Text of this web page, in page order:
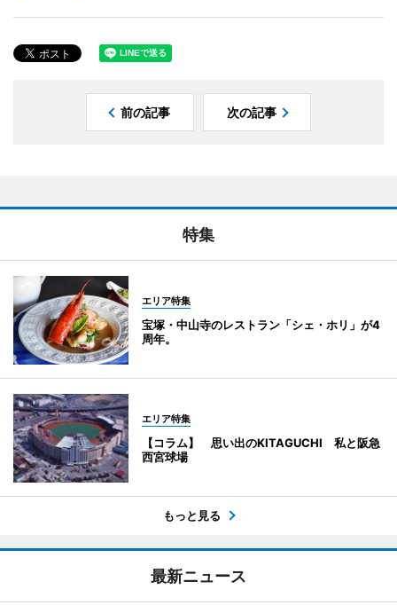
前の記事 次の記事
特集
エリア特集
宝塚・中山寺のレストラン「シェ・ホリ」が4
周年。
エリア特集
【コラム】 思い出のKITAGUCHI 私と阪急
西宮球場
もっと見る
最新ニュース